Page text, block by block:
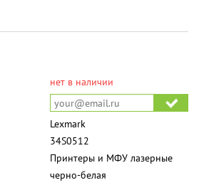
нет в наличии
Lexmark
34S0512
Принтеры и МФУ лазерные
черно-белая